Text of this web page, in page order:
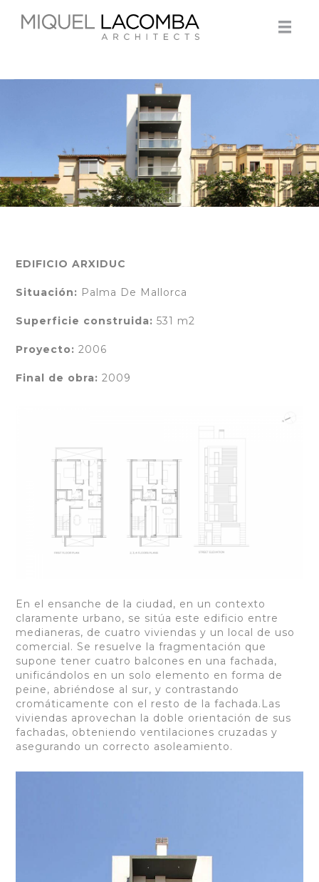
EDIFICIO ARXIDUC
Situación: Palma De Mallorca
Superficie construida: 531 m2
Proyecto: 2006
Final de obra: 2009
En el ensanche de la ciudad, en un contexto
claramente urbano, se sitúa este edificio entre
medianeras, de cuatro viviendas y un local de uso
comercial. Se resuelve la fragmentación que
supone tener cuatro balcones en una fachada,
unificándolos en un solo elemento en forma de
peine, abriéndose al sur, y contrastando
cromáticamente con el resto de la fachada.Las
viviendas aprovechan la doble orientación de sus
fachadas, obteniendo ventilaciones cruzadas y
asegurando un correcto asoleamiento.